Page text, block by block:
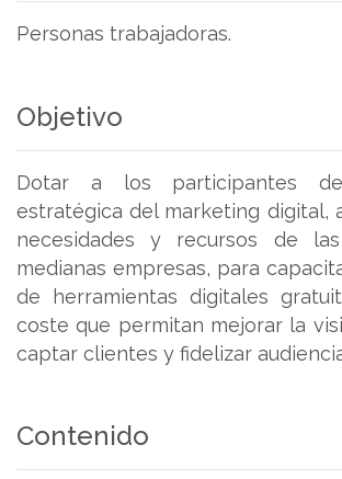
Personas trabajadoras.
Objetivo
Dotar a los participantes
estratégica del marketing digital,
necesidades y recursos de
medianas empresas, para
de herramientas digitales
coste que permitan mejorar la
captar clientes y fidelizar
Contenido